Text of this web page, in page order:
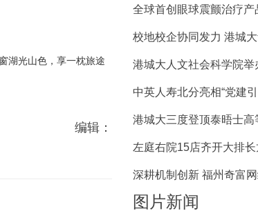
湖光山色，享一枕旅途
编辑：
全球首创眼球震颤治疗
校地校企协同发力 港城
港城大人文社会科学院举
中英人寿北分亮相“党建
港城大三度登顶泰晤士高
左庭右院15店齐开大排
深耕机制创新 福州奇富
图片新闻